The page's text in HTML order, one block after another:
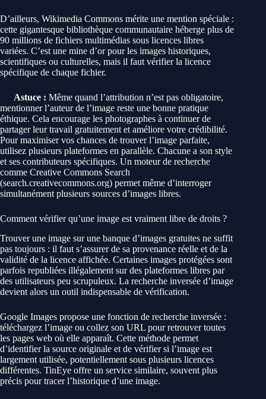
D’ailleurs, Wikimedia Commons mérite une mention spéciale :
cette gigantesque bibliothèque communautaire héberge plus de
90 millions de fichiers multimédias sous licences libres
variées. C’est une mine d’or pour les images historiques,
scientifiques ou culturelles, mais il faut vérifier la licence
spécifique de chaque fichier.
Astuce : Même quand l’attribution n’est pas obligatoire,
mentionner l’auteur de l’image reste une bonne pratique
éthique. Cela encourage les photographes à continuer de
partager leur travail gratuitement et améliore votre crédibilité.
Pour maximiser vos chances de trouver l’image parfaite,
utilisez plusieurs plateformes en parallèle. Chacune a son style
et ses contributeurs spécifiques. Un moteur de recherche
comme Creative Commons Search
(search.creativecommons.org) permet même d’interroger
simultanément plusieurs sources d’images libres.
Comment vérifier qu’une image est vraiment libre de droits ?
Trouver une image sur une banque d’images gratuites ne suffit
pas toujours : il faut s’assurer de sa provenance réelle et de la
validité de la licence affichée. Certaines images protégées sont
parfois republiées illégalement sur des plateformes libres par
des utilisateurs peu scrupuleux. La recherche inversée d’image
devient alors un outil indispensable de vérification.
Google Images propose une fonction de recherche inversée :
téléchargez l’image ou collez son URL pour retrouver toutes
les pages web où elle apparaît. Cette méthode permet
d’identifier la source originale et de vérifier si l’image est
largement utilisée, potentiellement sous plusieurs licences
différentes. TinEye offre un service similaire, souvent plus
précis pour tracer l’historique d’une image.